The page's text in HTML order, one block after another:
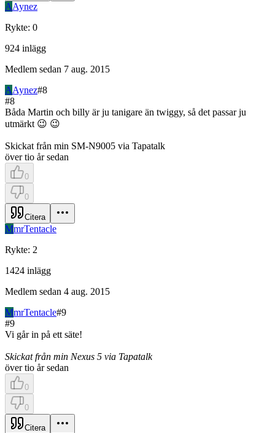
AAynez
Rykte: 0
924 inlägg
Medlem sedan 7 aug. 2015
AAynez#8
#8
Båda Martin och billy är ju tanigare än twiggy, så det passar ju
utmärkt 😉 😉
Skickat från min SM-N9005 via Tapatalk
över tio år sedan
0
0
Citera
MmrTentacle
Rykte: 2
1424 inlägg
Medlem sedan 4 aug. 2015
MmrTentacle#9
#9
Vi går in på ett säte!
Skickat från min Nexus 5 via Tapatalk
över tio år sedan
0
0
Citera